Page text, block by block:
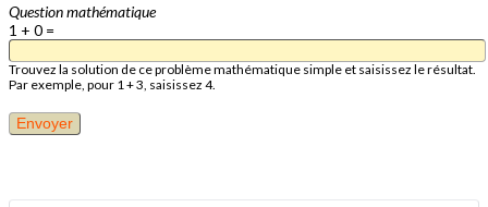
Question mathématique
1 + 0 =
Trouvez la solution de ce problème mathématique simple et saisissez le résultat.
Par exemple, pour 1 + 3, saisissez 4.